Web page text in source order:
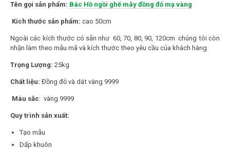
Tên gọi sản phẩm: Bác Hồ ngồi ghế mây đồng đỏ mạ vàng
Kích thước sản phẩm: cao 50cm
Ngoài các kích thước có sẵn như 60, 70, 80, 90, 120cm chúng tôi còn
nhận làm theo mẫu mã và kích thước theo yêu cầu của khách hàng
Trọng Lượng: 25kg
Chất liệu: Đồng đỏ và dát vàng 9999
Màu sắc: vàng 9999
Quy trình sản xuất:
Tạo mẫu
Dấp khuôn